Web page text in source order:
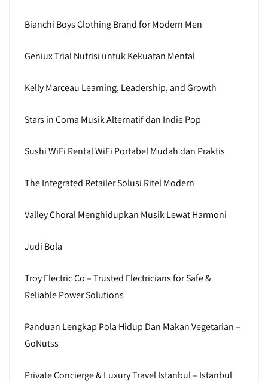
Bianchi Boys Clothing Brand for Modern Men
Geniux Trial Nutrisi untuk Kekuatan Mental
Kelly Marceau Learning, Leadership, and Growth
Stars in Coma Musik Alternatif dan Indie Pop
Sushi WiFi Rental WiFi Portabel Mudah dan Praktis
The Integrated Retailer Solusi Ritel Modern
Valley Choral Menghidupkan Musik Lewat Harmoni
Judi Bola
Troy Electric Co – Trusted Electricians for Safe &
Reliable Power Solutions
Panduan Lengkap Pola Hidup Dan Makan Vegetarian –
GoNutss
Private Concierge & Luxury Travel Istanbul – Istanbul